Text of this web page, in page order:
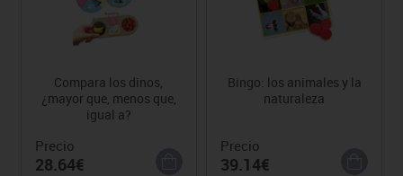
Compara los dinos,
¿mayor que, menos que,
igual a?
Precio
28.64€
Bingo: los animales y la
naturaleza
Precio
39.14€